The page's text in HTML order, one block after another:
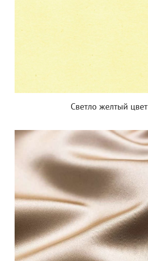
Светло желтый цвет